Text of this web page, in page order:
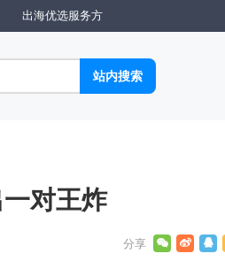
出海优选服务方
对王炸